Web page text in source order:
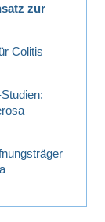
zur
Colitis